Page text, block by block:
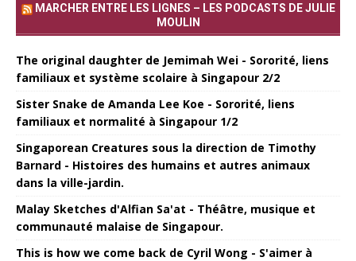
MARCHER ENTRE LES LIGNES – LES PODCASTS DE JULIE
MOULIN
The original daughter de Jemimah Wei - Sororité, liens
familiaux et système scolaire à Singapour 2/2
Sister Snake de Amanda Lee Koe - Sororité, liens
familiaux et normalité à Singapour 1/2
Singaporean Creatures sous la direction de Timothy
Barnard - Histoires des humains et autres animaux
dans la ville-jardin.
Malay Sketches d'Alfian Sa'at - Théâtre, musique et
communauté malaise de Singapour.
This is how we come back de Cyril Wong - S'aimer à